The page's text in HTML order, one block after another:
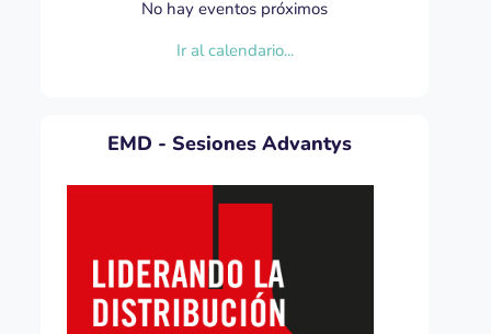
No hay eventos próximos
Ir al calendario...
EMD - Sesiones Advantys